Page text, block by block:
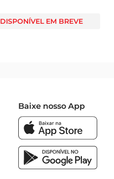
DISPONÍVEL EM BREVE
Baixe nosso App